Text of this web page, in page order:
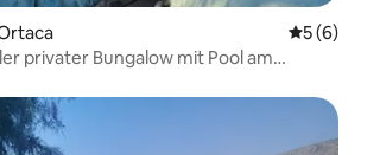
5 (6)
privater Bungalow mit Pool am